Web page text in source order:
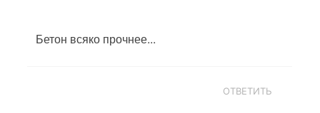
Бетон всяко прочнее...
ОТВЕТИТЬ